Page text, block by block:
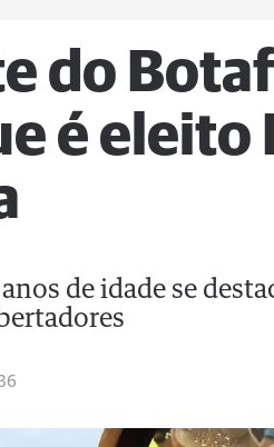
do
é eleito
de idade se